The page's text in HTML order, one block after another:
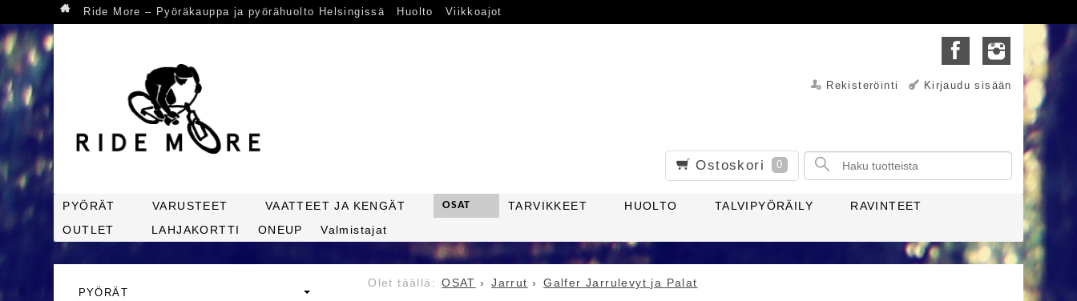
Ride More – Pyöräkauppa ja pyörähuolto Helsingissä Huolto Viikkoajot
Rekisteröinti Kirjaudu sisään
Ostoskori 0
PYÖRÄT VARUSTEET VAATTEET JA KENGÄT OSAT TARVIKKEET HUOLTO TALVIPYÖRÄILY
RAVINTEET
OUTLET
LAHJAKORTTI ONEUP Valmistajat
OSAT Jarrut
Galfer Jarrulevyt ja Palat
PYÖRÄT